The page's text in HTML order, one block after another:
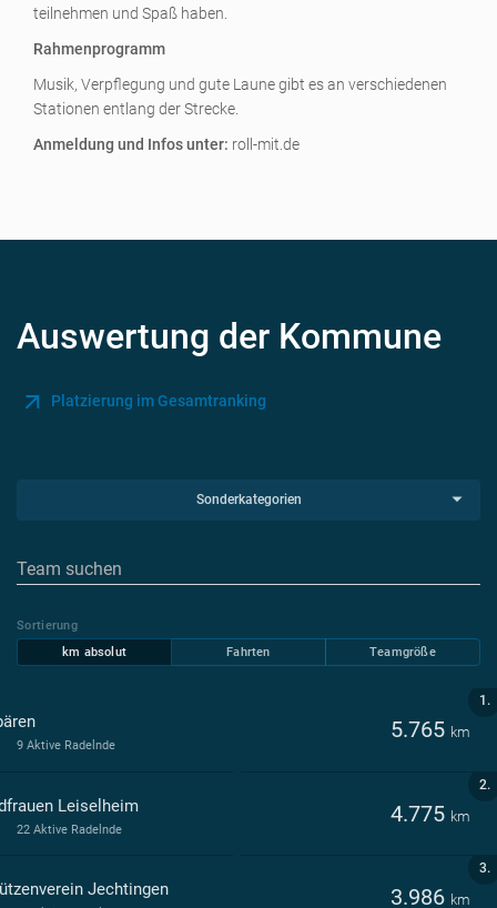
teilnehmen und Spaß haben.
Rahmenprogramm
Musik, Verpflegung und gute Laune gibt es an verschiedenen
Stationen entlang der Strecke.
Anmeldung und Infos unter: roll-mit.de
Auswertung der Kommune
Platzierung im Gesamtranking
Sonderkategorien
Sortierung
km absolut
Fahrten Teamgröße
1.
5.765 km
9 Aktive Radelnde
2.
Leiselheim 4.775 km
22 Aktive Radelnde
3.
Jechtingen 3.986 km